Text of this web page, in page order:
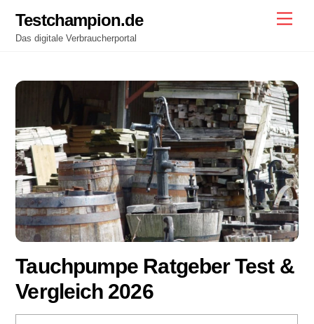
content
Testchampion.de
Das digitale Verbraucherportal
Tauchpumpe Ratgeber Test &
Vergleich 2026